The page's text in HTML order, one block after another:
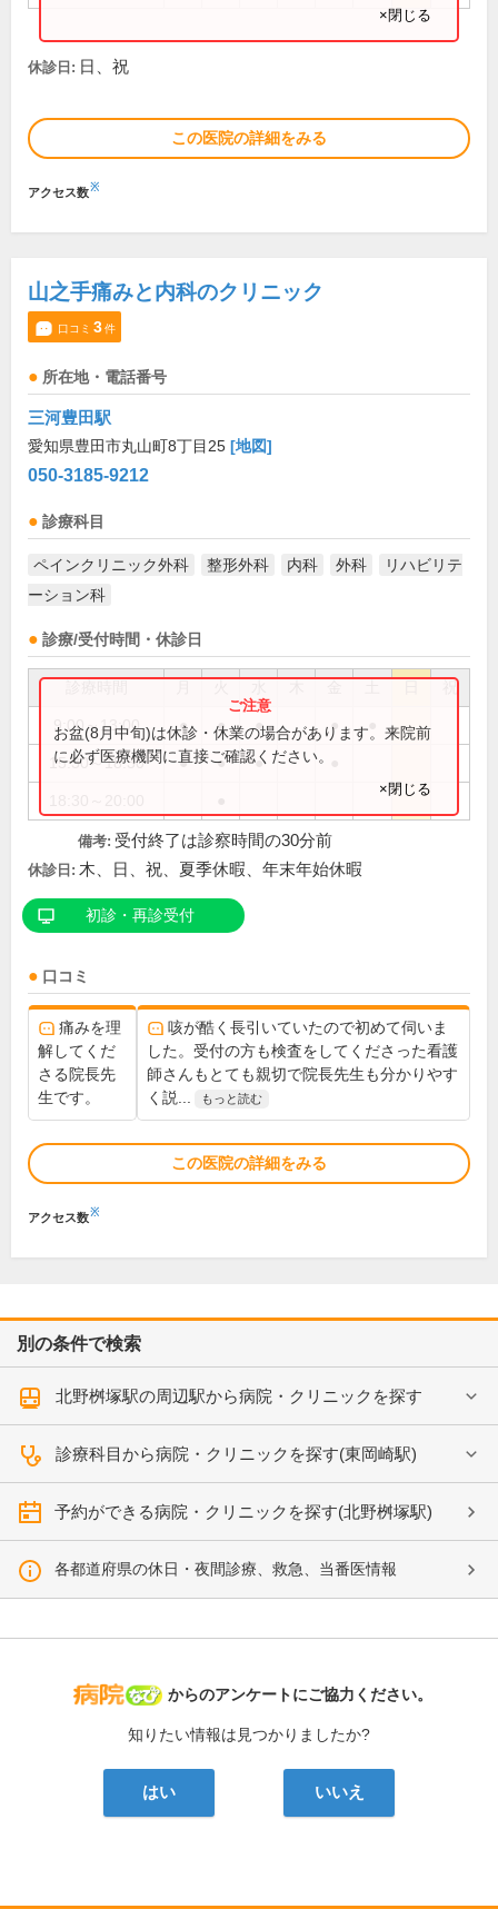
×閉じる
休診日: 日、祝
この医院の詳細をみる
アクセス数※
山之手痛みと内科のクリニック
口コミ 3件
所在地・電話番号
三河豊田駅
愛知県豊田市丸山町8丁目25 [地図]
050-3185-9212
診療科目
ペインクリニック外科 整形外科 内科 外科
リハビリテ
ーション科
診療/受付時間・休診日
祝
9:00～13:00 ● ● ● ●
15:30～18:30 ● ● ●
お盆(8月中旬)は休診・休業の場合があります。来院前
に必ず医療機関に直接ご確認ください。
×閉じる
備考: 受付終了は診察時間の30分前
休診日: 木、日、祝、夏季休暇、年末年始休暇
初診・再診受付
口コミ
痛みを理
解してくだ
さる院長先
生です。
咳が酷く長引いていたので初めて伺いま
した。受付の方も検査をしてくださった看護
師さんもとても親切で院長先生も分かりやす
く説...
もっと読む
この医院の詳細をみる
アクセス数※
別の条件で検索
北野桝塚駅の周辺駅から病院・クリニックを探す
診療科目から病院・クリニックを探す(東岡崎駅)
予約ができる病院・クリニックを探す(北野桝塚駅)
各都道府県の休日・夜間診療、救急、当番医情報
病院なび
からのアンケートにご協力ください。
知りたい情報は見つかりましたか?
はい いいえ